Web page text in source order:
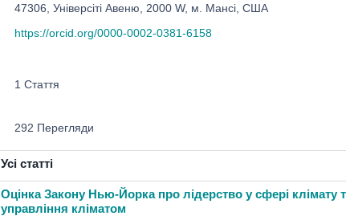
47306, Універсіті Авеню, 2000 W, м. Мансі, США
https://orcid.org/0000-0002-0381-6158
1 Стаття
292 Перегляди
Усі статті
Оцінка Закону Нью-Йорка про лідерство у сфері клімату
управління кліматом